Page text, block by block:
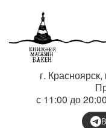
г.
с 11:00 до